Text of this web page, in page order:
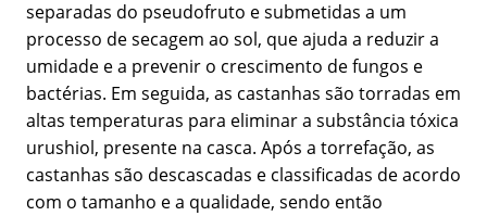
separadas do pseudofruto e submetidas a um
processo de secagem ao sol, que ajuda a reduzir a
umidade e a prevenir o crescimento de fungos e
bactérias. Em seguida, as castanhas são torradas em
altas temperaturas para eliminar a substância tóxica
urushiol, presente na casca. Após a torrefação, as
castanhas são descascadas e classificadas de acordo
com o tamanho e a qualidade, sendo então